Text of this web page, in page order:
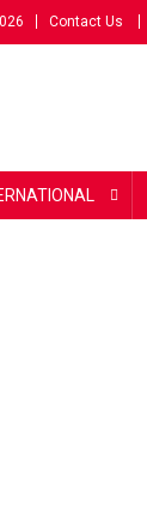
Contact Us